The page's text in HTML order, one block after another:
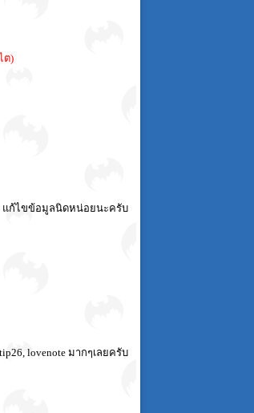
ต)
แก้ไขข้อมูลนิดหน่อยนะครับ
lovenote มากๆเลยครับ